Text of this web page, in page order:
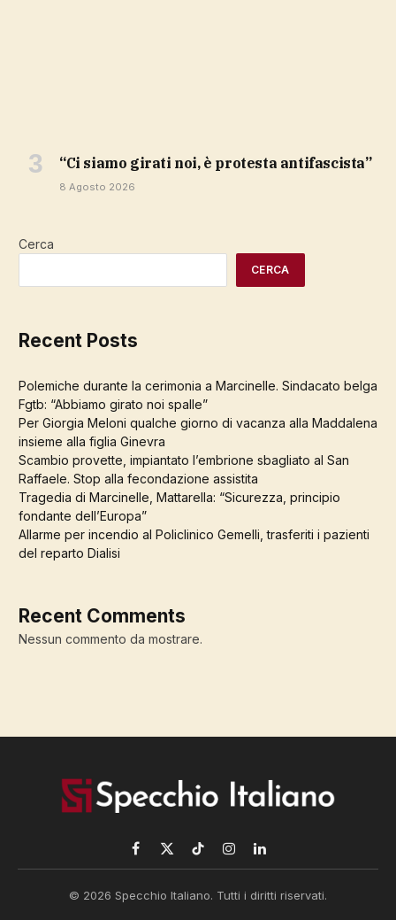
“Ci siamo girati noi, è protesta antifascista”
8 Agosto 2026
Cerca
CERCA
Recent Posts
Polemiche durante la cerimonia a Marcinelle. Sindacato belga
Fgtb: “Abbiamo girato noi spalle”
Per Giorgia Meloni qualche giorno di vacanza alla Maddalena
insieme alla figlia Ginevra
Scambio provette, impiantato l’embrione sbagliato al San
Raffaele. Stop alla fecondazione assistita
Tragedia di Marcinelle, Mattarella: “Sicurezza, principio
fondante dell’Europa”
Allarme per incendio al Policlinico Gemelli, trasferiti i pazienti
del reparto Dialisi
Recent Comments
Nessun commento da mostrare.
Facebook
X
TikTokInstagramLinkedIn
© 2026 Specchio Italiano. Tutti i diritti riservati.